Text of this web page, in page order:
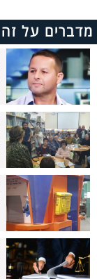
מדברים על זה